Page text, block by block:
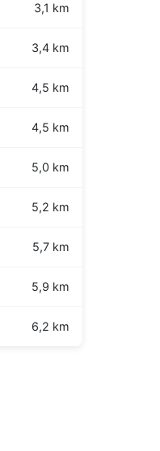
3,1 km
3,4 km
4,5 km
4,5 km
5,0 km
5,2 km
5,7 km
5,9 km
6,2 km